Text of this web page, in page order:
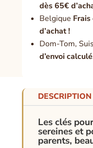
dès 65€
Belgique
d’achat !
Dom-Tom,
d’envoi
DESCRIPTION
Les clés
sereines et
parents,